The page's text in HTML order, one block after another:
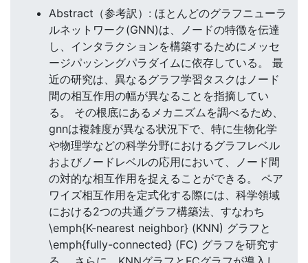
Abstract（参考訳）: ほとんどのグラフニューラ
ルネットワーク(GNN)は、ノードの特徴を伝達
し、インタラクションを構築するためにメッセ
ージパッシングパラダイムに依存している。 最
近の研究は、異なるグラフ学習タスクはノード
間の相互作用の幅が異なることを指摘してい
る。 その根底にあるメカニズムを調べるため、
gnnは複雑度が異なる状況下で、特に生物化学
や物理学などの科学分野におけるグラフレベル
およびノードレベルの応用において、ノード間
の対的な相互作用を捉えることができる。 ペア
ワイズ相互作用を定式化する際には、科学領域
における2つの共通グラフ構築法、すなわち
\emph{K-nearest neighbor} (KNN) グラフと
\emph{fully-connected} (FC) グラフを研究す